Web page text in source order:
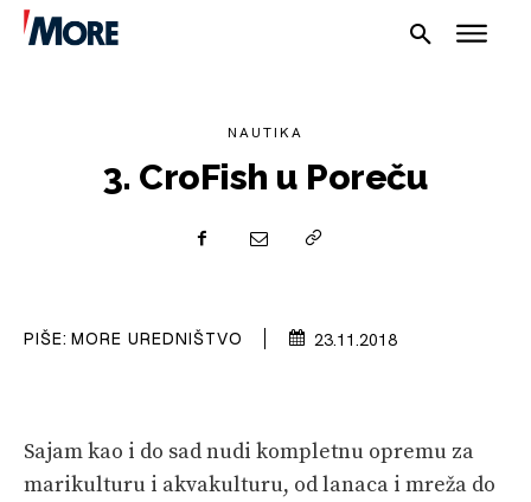
PLOVILA
VELIKE PRIČE
NAUTIKA
3. CroFish u Poreču
PIŠE: MORE UREDNIŠTVO 23.11.2018
Sajam kao i do sad nudi kompletnu opremu za
marikulturu i akvakulturu, od lanaca i mreža do